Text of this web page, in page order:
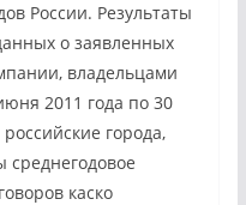
России. Результаты
о заявленных
владельцами
2011 года по 30
города,
среднегодовое
каско